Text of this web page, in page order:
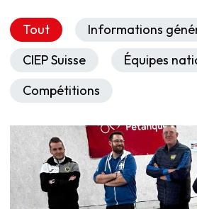
Tout
Informations
CIEP Suisse
Équipes
Compétitions